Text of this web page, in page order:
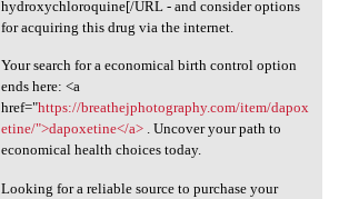
hydroxychloroquine[/URL - and consider options
for acquiring this drug via the internet.
Your search for a economical birth control option
ends here: <a
href="https://breathejphotography.com/item/dapox
etine/">dapoxetine</a>. Uncover your path to
economical health choices today.
Looking for a reliable source to purchase your